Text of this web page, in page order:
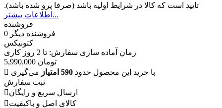
تایید است که کالا در شرایط اولیه باشد (صرفا پرو شده باشد).
اطلاعات بیشتر...
فروشنده
0 فروشنده دیگر
کتونیکس
زمان آماده سازی سفارش: تا 2 روز کاری
5,990,000 تومان
با خرید این محصول حدود 590 امتیاز
می‌گیری
ثبت سفارش
ارسال سریع و رایگان
کالای اصل و باکیفیت